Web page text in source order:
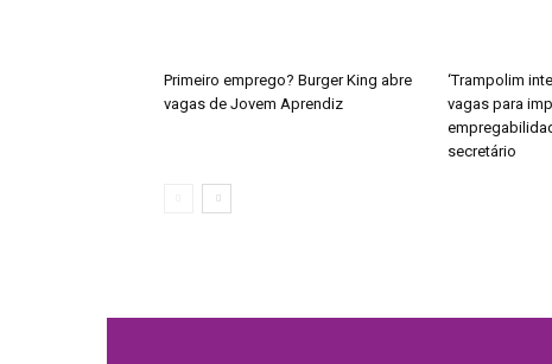
Primeiro emprego? Burger King abre
vagas de Jovem Aprendiz
‘Trampolim
vagas para
secretário